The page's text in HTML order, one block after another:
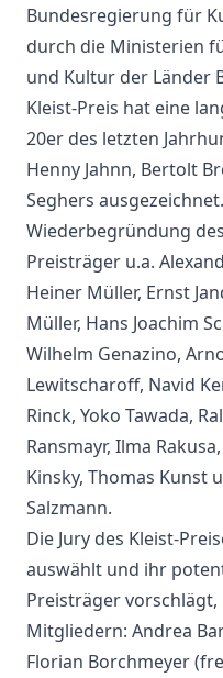
Bundesregierung für
durch die Ministerien
und Kultur der Länder
Kleist-Preis hat eine
20er des letzten
Henny Jahnn, Bertolt
Seghers
Wiederbegründung
Preisträger u.a.
Heiner Müller, Ernst
Müller, Hans Joachim
Wilhelm Genazino,
Lewitscharoff, Navid
Rinck, Yoko Tawada,
Ransmayr, Ilma
Kinsky, Thomas Kunst
Salzmann.
Die Jury des Kleist-
auswählt und ihr
Preisträger vorschlägt,
Mitgliedern: Andrea
Florian Borchmeyer